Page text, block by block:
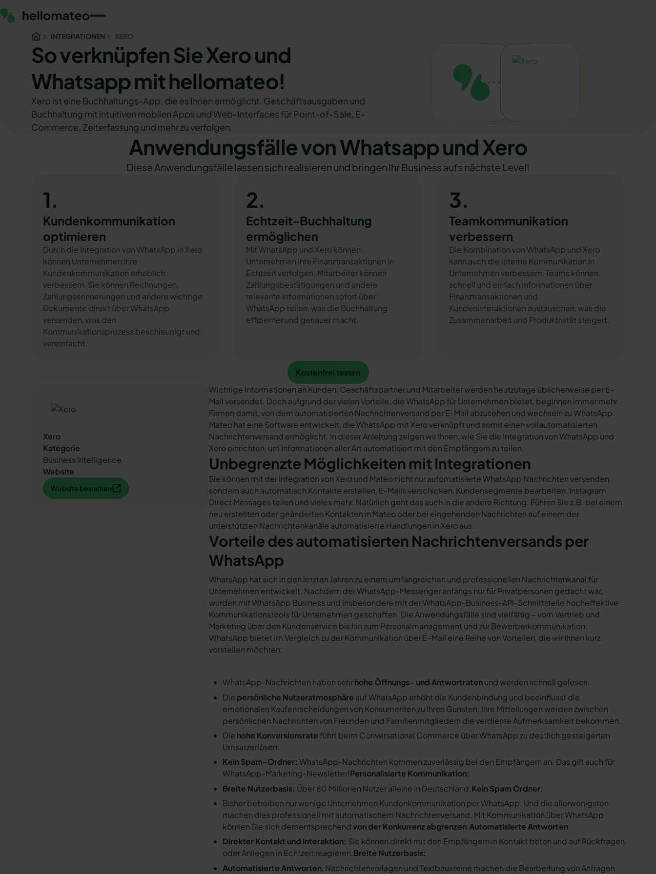
INTEGRATIONEN XERO
So verknüpfen Sie Xero und
Whatsapp mit hellomateo!
Xero ist eine Buchhaltungs-App, die es Ihnen ermöglicht, Geschäftsausgaben und
Buchhaltung mit intuitiven mobilen Apps und Web-Interfaces für Point-of-Sale, E-
Commerce, Zeiterfassung und mehr zu verfolgen.
Anwendungsfälle von Whatsapp und Xero
Diese Anwendungsfälle lassen sich realisieren und bringen Ihr Business aufs nächste Level!
1.
Kundenkommunikation
optimieren
Durch die Integration von WhatsApp in Xero
können Unternehmen ihre
Kundenkommunikation erheblich
verbessern. Sie können Rechnungen,
Zahlungserinnerungen und andere wichtige
Dokumente direkt über WhatsApp
versenden, was den
Kommunikationsprozess beschleunigt und
vereinfacht.
2.
Echtzeit-Buchhaltung
ermöglichen
Mit WhatsApp und Xero können
Unternehmen ihre Finanztransaktionen in
Echtzeit verfolgen. Mitarbeiter können
Zahlungsbestätigungen und andere
relevante Informationen sofort über
WhatsApp teilen, was die Buchhaltung
effizienter und genauer macht.
3.
Teamkommunikation
verbessern
Die Kombination von WhatsApp und Xero
kann auch die interne Kommunikation in
Unternehmen verbessern. Teams können
schnell und einfach Informationen über
Finanztransaktionen und
Kundeninteraktionen austauschen, was die
Zusammenarbeit und Produktivität steigert.
Kostenfrei testen
Kostenfrei testen
Xero
Kategorie
Business Intelligence
Website
Website besuchen
Website besuchen
Wichtige Informationen an Kunden, Geschäftspartner und Mitarbeiter werden heutzutage üblicherweise per E-
Mail versendet. Doch aufgrund der vielen Vorteile, die WhatsApp für Unternehmen bietet, beginnen immer mehr
Firmen damit, von dem automatisierten Nachrichtenversand per E-Mail abzusehen und wechseln zu WhatsApp.
Mateo hat eine Software entwickelt, die WhatsApp mit Xero verknüpft und somit einen vollautomatisierten
Nachrichtenversand ermöglicht. In dieser Anleitung zeigen wir Ihnen, wie Sie die Integration von WhatsApp und
Xero einrichten, um Informationen aller Art automatisiert mit den Empfängern zu teilen.
Unbegrenzte Möglichkeiten mit Integrationen
Sie können mit der Integration von Xero und Mateo nicht nur automatisierte WhatsApp Nachrichten versenden,
sondern auch automatisch Kontakte erstellen, E-Mails verschicken, Kundensegmente bearbeiten, Instagram
Direct Messages teilen und vieles mehr. Natürlich geht das auch in die andere Richtung: Führen Sie z.B. bei einem
neu erstellten oder geänderten Kontakten in Mateo oder bei eingehenden Nachrichten auf einem der
unterstützten Nachrichtenkanäle automatisierte Handlungen in Xero aus.
Vorteile des automatisierten Nachrichtenversands per
WhatsApp
WhatsApp hat sich in den letzten Jahren zu einem umfangreichen und professionellen Nachrichtenkanal für
Unternehmen entwickelt. Nachdem der WhatsApp-Messenger anfangs nur für Privatpersonen gedacht war,
wurden mit WhatsApp Business und insbesondere mit der WhatsApp-Business-API-Schnittstelle hocheffektive
Kommunikationstools für Unternehmen geschaffen. Die Anwendungsfälle sind vielfältig – vom Vertrieb und
Marketing über den Kundenservice bis hin zum Personalmanagement und zurBewerberkommunikation.
WhatsApp bietet im Vergleich zu der Kommunikation über E-Mail eine Reihe von Vorteilen, die wir Ihnen kurz
vorstellen möchten:
WhatsApp-Nachrichten haben sehrhohe Öffnungs- und Antwortratenund werden schnell gelesen.
Die persönliche Nutzeratmosphäre auf WhatsApp erhöht die Kundenbindung und beeinflusst die
emotionalen Kaufentscheidungen von Konsumenten zu Ihren Gunsten. Ihre Mitteilungen werden zwischen
persönlichen Nachrichten von Freunden und Familienmitgliedern die verdiente Aufmerksamkeit bekommen.
Die hohe Konversionsrate führt beim Conversational Commerce über WhatsApp zu deutlich gesteigerten
Umsatzerlösen.
Kein Spam-Ordner: WhatsApp-Nachrichten kommen zuverlässig bei den Empfängern an. Das gilt auch für
WhatsApp-Marketing-Newsletter!Personalisierte Kommunikation:
Breite Nutzerbasis: Über 60 Millionen Nutzer alleine in Deutschland.Kein Spam Ordner:
Bisher betreiben nur wenige Unternehmen Kundenkommunikation per WhatsApp. Und die allerwenigsten
machen dies professionell mit automatischem Nachrichtenversand. Mit Kommunikation über WhatsApp
können Sie sich dementsprechendvon der Konkurrenz abgrenzen.Automatisierte Antworten
Direkter Kontakt und Interaktion: Sie können direkt mit den Empfängern in Kontakt treten und auf Rückfragen
oder Anliegen in Echtzeit reagieren.Breite Nutzerbasis:
Automatisierte Antworten, Nachrichtenvorlagen und Textbausteine machen die Bearbeitung von Anfragen